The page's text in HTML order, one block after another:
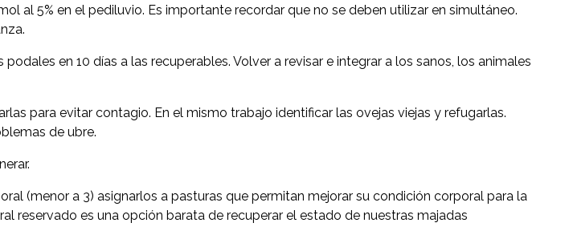
al 5% en el pediluvio. Es importante recordar que no se deben utilizar en simultáneo.
podales en 10 días a las recuperables. Volver a revisar e integrar a los sanos, los animales
para evitar contagio. En el mismo trabajo identificar las ovejas viejas y refugarlas.
de ubre.
(menor a 3) asignarlos a pasturas que permitan mejorar su condición corporal para la
reservado es una opción barata de recuperar el estado de nuestras majadas